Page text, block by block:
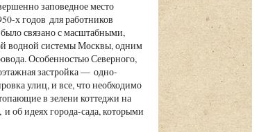
заповедное место
х годов для работников
связано с масштабными,
водной системы Москвы, одним
Особенностью Северного,
застройка — одно-
улиц, и все, что необходимо
в зелени коттеджи на
об идеях города-сада, которыми